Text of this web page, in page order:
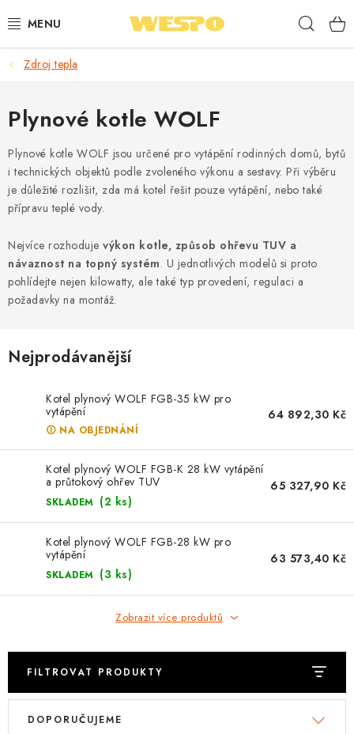
na
ARMATURY PRO TOPENÍ A VODU
TOPENÍ A OHŘEV VODY
TVAROVKY A TRUBKY
VODOINSTALACE
⭐ NEJLÉPE HODNOCENÉ
⚡ NOVINKA
🎁 ODMĚNY ZA BODY
🏆 WESPO BONUS
KONTAKT
TOPENÁŘSKÁ AKADEMIE
OBCHODNÍ PODMÍNKY
VRÁCENÍ ZBOŽÍ A REKLAMACE
Zdroj tepla
Plynové kotle WOLF
Plynové kotle WOLF jsou určené pro vytápění rodinných domů, bytů
i technických objektů podle zvoleného výkonu a sestavy. Při výběru
je důležité rozlišit, zda má kotel řešit pouze vytápění, nebo také
přípravu teplé vody.
Nejvíce rozhoduje výkon kotle, způsob ohřevu TUV a
návaznost na topný systém. U jednotlivých modelů si proto
pohlídejte nejen kilowatty, ale také typ provedení, regulaci a
požadavky na montáž.
Nejprodávanější
Kotel plynový WOLF FGB-35 kW pro
vytápění
🛈 NA OBJEDNÁNÍ
64 892,30 Kč
Kotel plynový WOLF FGB-K 28 kW vytápění
a průtokový ohřev TUV
SKLADEM (2 ks)
65 327,90 Kč
Kotel plynový WOLF FGB-28 kW pro
vytápění
SKLADEM (3 ks)
63 573,40 Kč
Zobrazit více produktů
FILTROVAT PRODUKTY
V
Ř
DOPORUČUJEME